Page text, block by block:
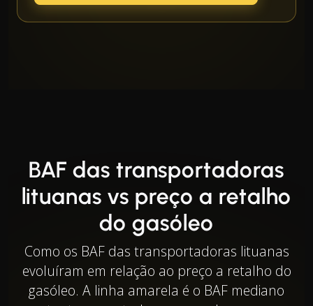
BAF das transportadoras
lituanas vs preço a retalho
do gasóleo
Como os BAF das transportadoras lituanas
evoluíram em relação ao preço a retalho do
gasóleo. A linha amarela é o BAF mediano